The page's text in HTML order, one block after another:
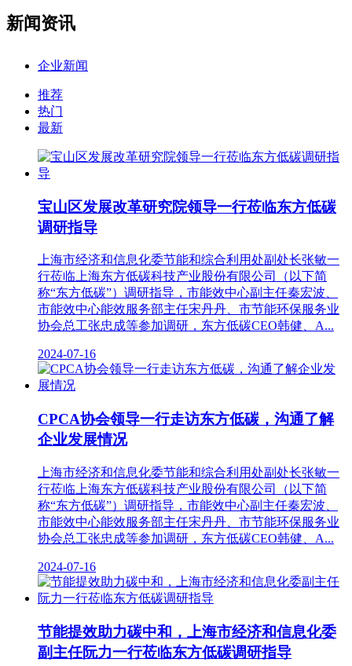
新闻资讯
企业新闻
推荐
热门
最新
宝山区发展改革研究院领导一行莅临东方低碳
调研指导
上海市经济和信息化委节能和综合利用处副处长张敏一
行莅临上海东方低碳科技产业股份有限公司（以下简
称“东方低碳”）调研指导，市能效中心副主任秦宏波、
市能效中心能效服务部主任宋丹丹、市节能环保服务业
协会总工张忠成等参加调研，东方低碳CEO韩健、A...
2024-07-16
CPCA协会领导一行走访东方低碳，沟通了解
企业发展情况
上海市经济和信息化委节能和综合利用处副处长张敏一
行莅临上海东方低碳科技产业股份有限公司（以下简
称“东方低碳”）调研指导，市能效中心副主任秦宏波、
市能效中心能效服务部主任宋丹丹、市节能环保服务业
协会总工张忠成等参加调研，东方低碳CEO韩健、A...
2024-07-16
节能提效助力碳中和，上海市经济和信息化委
副主任阮力一行莅临东方低碳调研指导